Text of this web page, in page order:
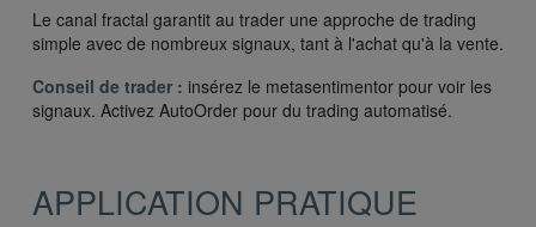
Le canal fractal garantit au trader une approche de trading
simple avec de nombreux signaux, tant à l'achat qu'à la vente.
Conseil de trader : insérez le metasentimentor pour voir les
signaux. Activez AutoOrder pour du trading automatisé.
APPLICATION PRATIQUE